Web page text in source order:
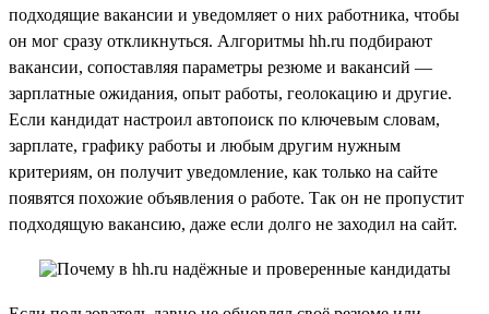
подходящие вакансии и уведомляет о них работника, чтобы
он мог сразу откликнуться. Алгоритмы hh.ru подбирают
вакансии, сопоставляя параметры резюме и вакансий —
зарплатные ожидания, опыт работы, геолокацию и другие.
Если кандидат настроил автопоиск по ключевым словам,
зарплате, графику работы и любым другим нужным
критериям, он получит уведомление, как только на сайте
появятся похожие объявления о работе. Так он не пропустит
подходящую вакансию, даже если долго не заходил на сайт.